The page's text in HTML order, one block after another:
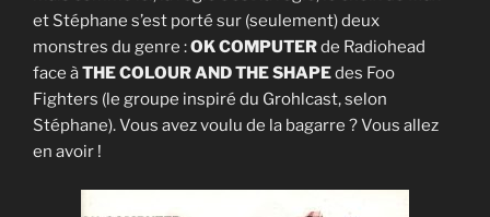
et Stéphane s’est porté sur (seulement) deux
monstres du genre :OK COMPUTERde Radiohead
face àTHE COLOUR AND THE SHAPEdes Foo
Fighters (le groupe inspiré du Grohlcast, selon
Stéphane). Vous avez voulu de la bagarre ? Vous allez
en avoir !